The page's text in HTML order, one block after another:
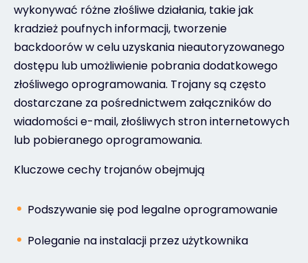
wykonywać różne złośliwe działania, takie jak
kradzież poufnych informacji, tworzenie
backdoorów w celu uzyskania nieautoryzowanego
dostępu lub umożliwienie pobrania dodatkowego
złośliwego oprogramowania. Trojany są często
dostarczane za pośrednictwem załączników do
wiadomości e-mail, złośliwych stron internetowych
lub pobieranego oprogramowania.
Kluczowe cechy trojanów obejmują
Podszywanie się pod legalne oprogramowanie
Poleganie na instalacji przez użytkownika